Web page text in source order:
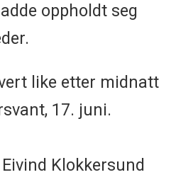
oppholdt seg
like etter midnatt
17. juni.
Klokkersund